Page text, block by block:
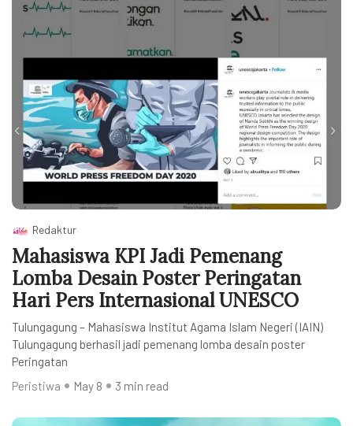
Redaktur
Mahasiswa KPI Jadi Pemenang
Lomba Desain Poster Peringatan
Hari Pers Internasional UNESCO
Tulungagung – Mahasiswa Institut Agama Islam Negeri (IAIN)
Tulungagung berhasil jadi pemenang lomba desain poster
Peringatan
Peristiwa
May 8 3 min read